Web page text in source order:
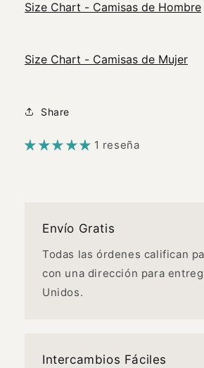
Size Chart - Camisas de Hombre
Size Chart - Camisas de Mujer
Share
1 reseña
Envío Gratis
Todas las órdenes califican
con una dirección para
Unidos.
Intercambios Fáciles